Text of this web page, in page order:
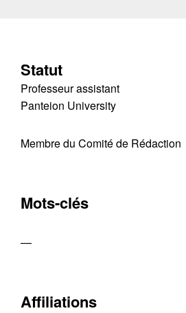
Statut
Professeur assistant
Panteion University
Membre du Comité de Rédaction
Mots-clés
—
Affiliations